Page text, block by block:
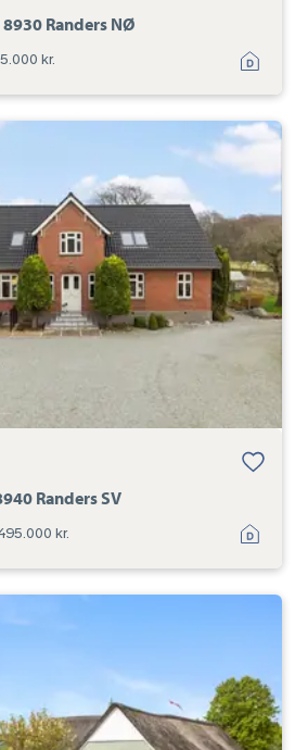
Randers NØ
kr.
Randers SV
kr.